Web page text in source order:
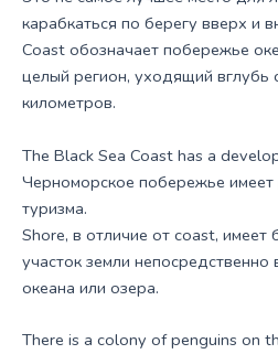
карабкаться по берегу вверх и
Coast обозначает побережье
целый регион, уходящий вглубь
километров.
The Black Sea Coast has a
Черноморское побережье
туризма.
Shore, в отличие от coast, имеет
участок земли
океана или озера.
There is a colony of penguins on